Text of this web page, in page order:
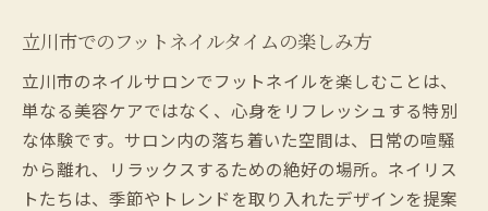
立川市でのフットネイルタイムの楽しみ方
立川市のネイルサロンでフットネイルを楽しむことは、
単なる美容ケアではなく、心身をリフレッシュする特別
な体験です。サロン内の落ち着いた空間は、日常の喧騒
から離れ、リラックスするための絶好の場所。ネイリス
トたちは、季節やトレンドを取り入れたデザインを提案